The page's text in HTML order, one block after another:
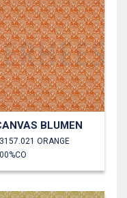
BLUMEN
ORANGE